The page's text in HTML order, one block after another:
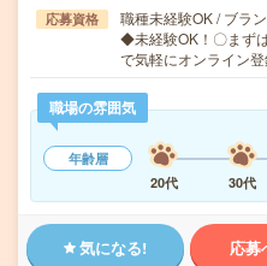
応募資格
職種未経験OK / ブラ
◆未経験OK！〇まず
で気軽にオンライン
職場の雰囲気
年齢層
20代
30代
気になる! 応募